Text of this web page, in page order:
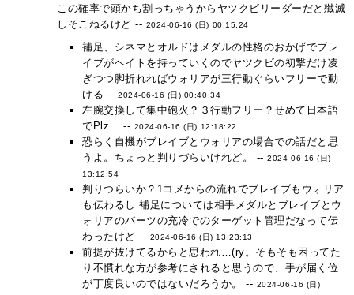
この確率で頭かち割っちゃうからヤツクビリーダーだと殲滅
しそこねるけど -- 2024-06-16 (日) 00:15:24
補足、シネマとオルドはメダルの性格のおかげでブレ
イブがヘイトを持っていくのでヤツクビの初撃だけ凌
ぎつつ脚折れればウォリアが三行動ぐらいフリーで動
ける --2024-06-16 (日) 00:40:34
左腕交換して集中砲火？３行動フリー？せめて日本語
でPlz... -- 2024-06-16 (日) 12:18:22
恐らく自機がブレイブとウォリアの場合での話だと思
うよ。ちょっと判りづらいけれど。 --2024-06-16 (日)
13:12:54
判りつらいか？1コメからの流れでブレイブもウォリア
も伝わるし 補足については相手メダルとブレイブとウ
ォリアのパーツの充冷でのターゲット管理だなって伝
わったけど -- 2024-06-16 (日) 13:23:13
前提が抜けてるからと思われ…(ry。そもそも困ってた
り不慣れな方が参考にされると思うので、手が届く位
が丁度良いのではないだろうか。 -- 2024-06-16 (日)